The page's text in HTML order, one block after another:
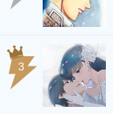
3